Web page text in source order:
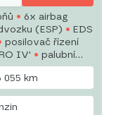
6x airbag
(ESP)
EDS
posilovač řízení
IV'
palubní
asistent
055 km